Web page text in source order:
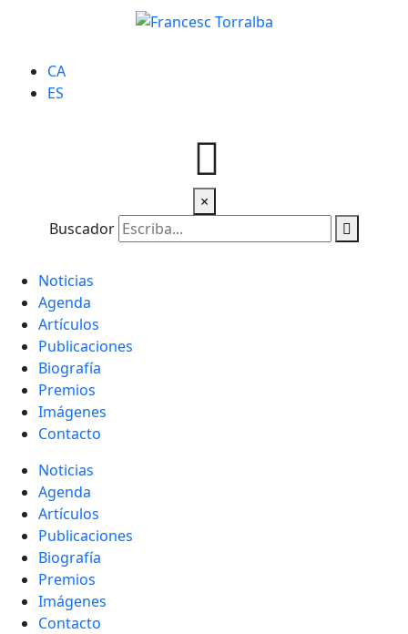
CA
ES
×
Buscador
Noticias
Agenda
Artículos
Publicaciones
Biografía
Premios
Imágenes
Contacto
Noticias
Agenda
Artículos
Publicaciones
Biografía
Premios
Imágenes
Contacto